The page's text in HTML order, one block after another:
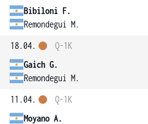
Bibiloni F.
Remondegui M.
18.04.
Gaich G.
Remondegui M.
Q-1K
11.04.
Moyano A.
Q-1K